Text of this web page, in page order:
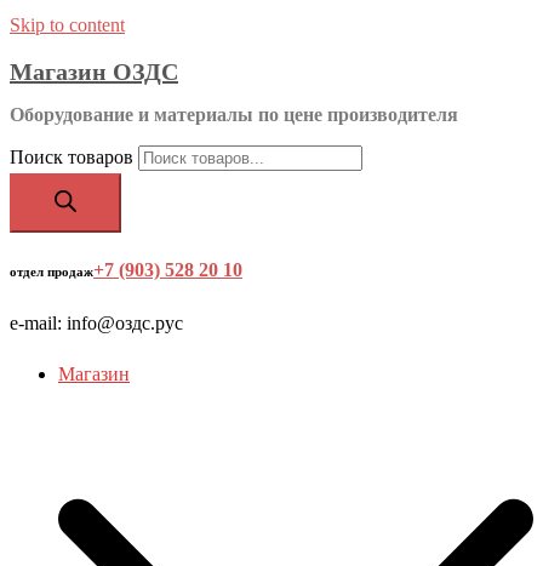
Skip to content
Магазин ОЗДС
Оборудование и материалы по цене производителя
Поиск товаров
отдел продаж+7 (903) 528 20 10
e-mail: info@оздс.рус
Магазин